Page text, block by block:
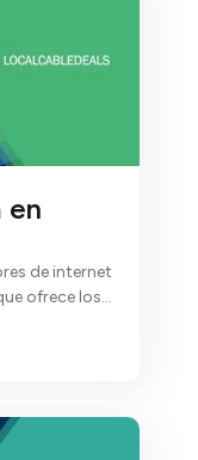
en
de internet
ofrece los